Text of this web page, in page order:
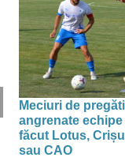
Meciuri de
angrenate
făcut Lotus,
sau CAO